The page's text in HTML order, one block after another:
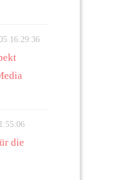
16:29:36
die